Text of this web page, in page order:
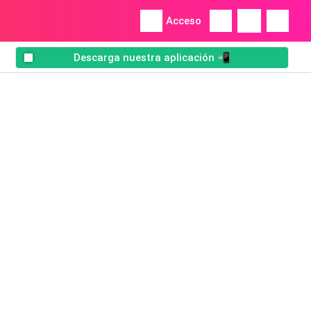
Acceso
Descarga nuestra aplicación 📲